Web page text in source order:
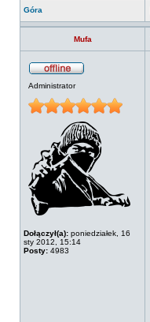
Góra
Mufa
Administrator
Dołączył(a): poniedziałek, 16
sty 2012, 15:14
Posty: 4983